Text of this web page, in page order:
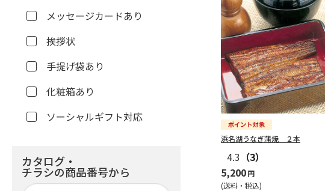
浜名湖うなぎ蒲焼 ２本
4.3 （3）
5,200円
(送料・税込)
メッセージカードあり
挨拶状
手提げ袋あり
化粧箱あり
ソーシャルギフト対応
カタログ・
チラシの商品番号から